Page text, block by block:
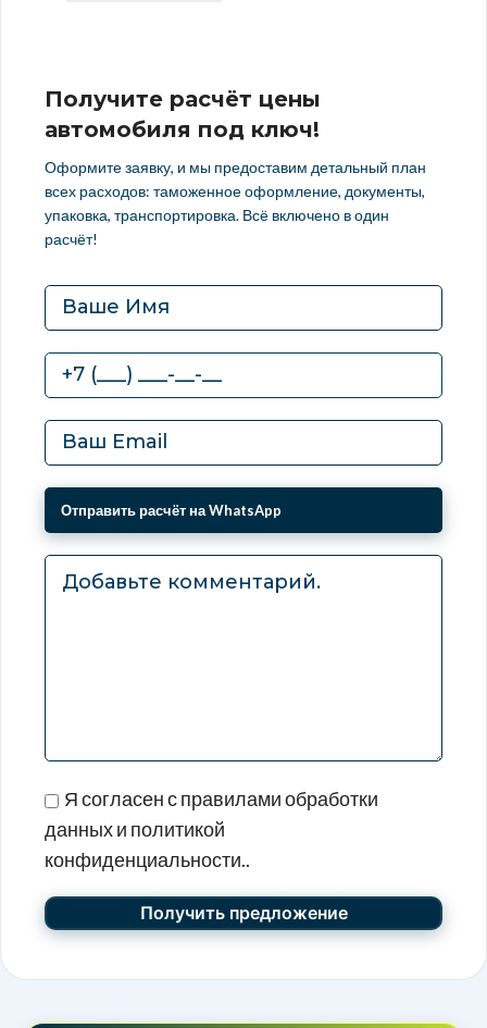
Получите расчёт цены
автомобиля под ключ!
Оформите заявку, и мы предоставим детальный план
всех расходов: таможенное оформление, документы,
упаковка, транспортировка. Всё включено в один
расчёт!
Я согласен с правилами обработки
данных и политикой
конфиденциальности..